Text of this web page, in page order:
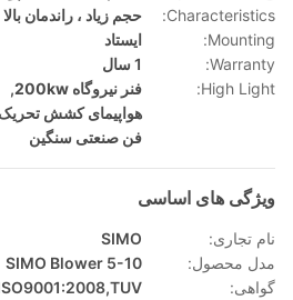
Characteristics:
حجم زیاد ، راندمان بالا
Mounting:
ایستاد
Warranty:
1 سال
High Light:
فنر نیروگاه 200kw
,
هواپیمای کشش
فن صنعتی سنگین
ویژگی های اساسی
نام تجاری:
SIMO
مدل محصول:
SIMO Blower 5-10
گواهی: